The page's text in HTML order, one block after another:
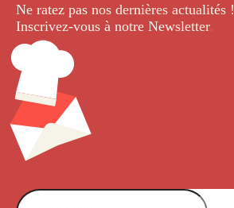
Ne ratez pas nos dernières actualités !
Inscrivez-vous à notre Newsletter.